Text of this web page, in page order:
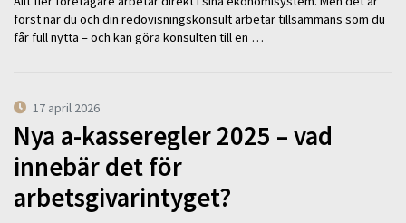
först när du och din redovisningskonsult arbetar tillsammans som du
får full nytta – och kan göra konsulten till en …
17 april 2026
Nya a-kasseregler 2025 – vad
innebär det för
arbetsgivarintyget?